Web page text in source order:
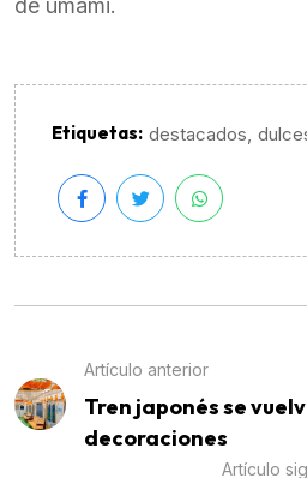
de umami.
Etiquetas: destacados,
Artículo anterior
Tren japonés se
decoraciones
Artículo